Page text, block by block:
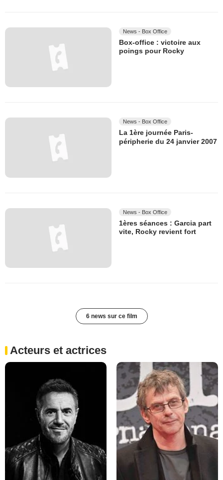
News - Box Office
Box-office : victoire aux
poings pour Rocky
News - Box Office
La 1ère journée Paris-
péripherie du 24 janvier 2007
News - Box Office
1ères séances : Garcia part
vite, Rocky revient fort
6 news sur ce film
Acteurs et actrices